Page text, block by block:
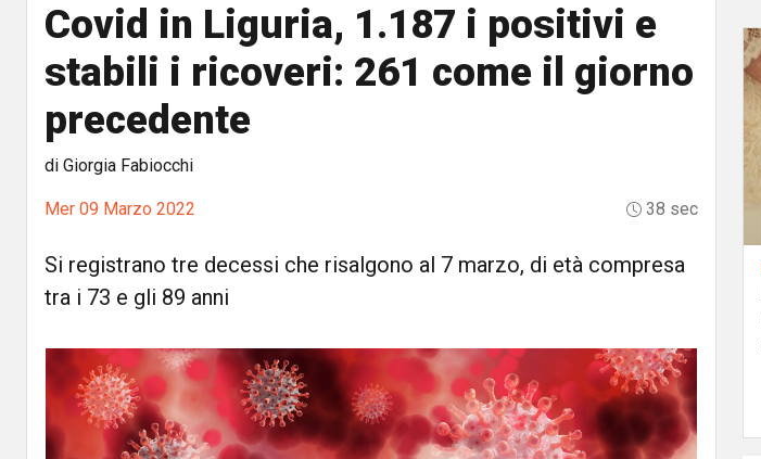
Covid in Liguria, 1.187 i positivi e
stabili i ricoveri: 261 come il giorno
precedente
di Giorgia Fabiocchi
Mer 09 Marzo 2022 38 sec
Si registrano tre decessi che risalgono al 7 marzo, di età compresa
tra i 73 e gli 89 anni